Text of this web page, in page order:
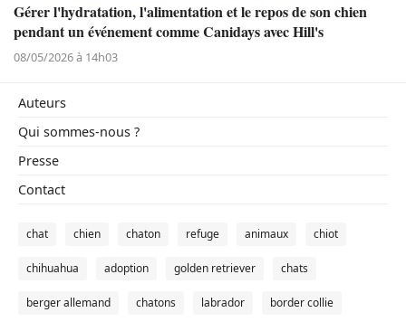
Gérer l'hydratation, l'alimentation et le repos de son chien
pendant un événement comme Canidays avec Hill's
08/05/2026 à 14h03
Auteurs
Qui sommes-nous ?
Presse
Contact
chat chien chaton refuge animaux chiot
chihuahua adoption golden retriever chats
berger allemand chatons labrador border collie